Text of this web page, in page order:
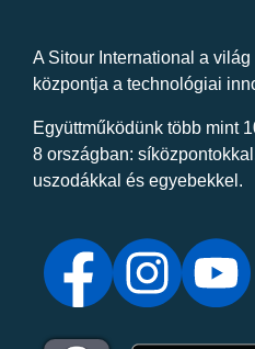
A Sitour International a
központja a technológiai
Együttműködünk több mint
8 országban:
uszodákkal és egyebekkel.